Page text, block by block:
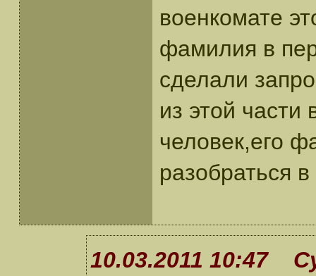
военкомате
фамилия в
сделали
из этой части
человек,его
разобраться
10.03.2011 10:47